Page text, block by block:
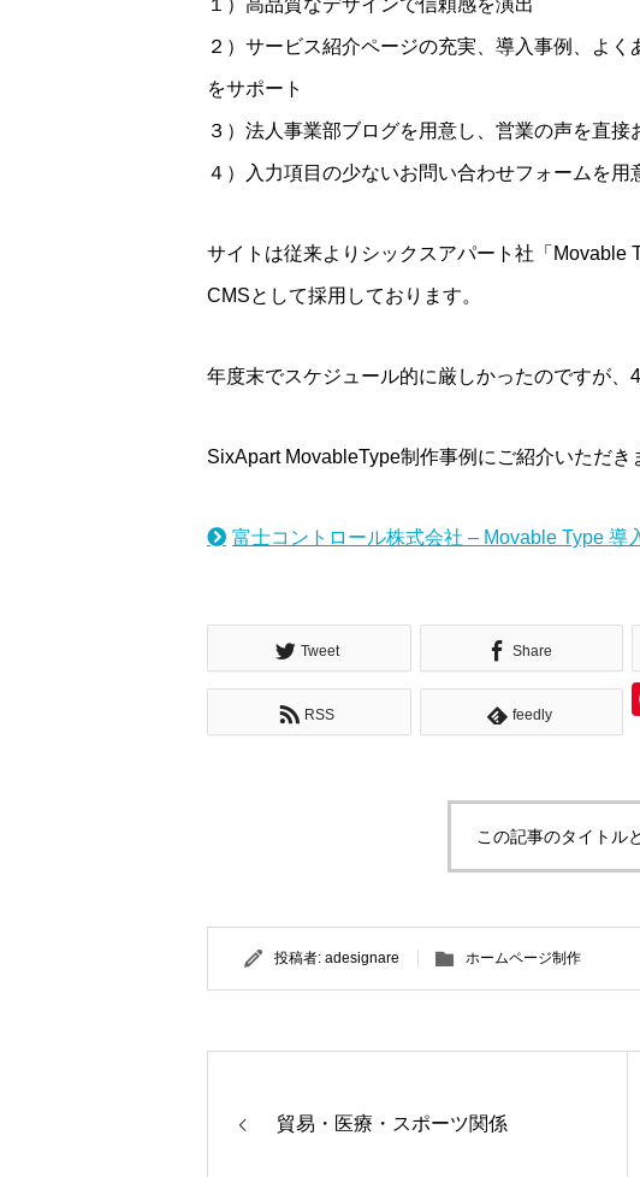
１）高品質なデザインで信頼感を演出
２）サービス紹介ページの充実、導入事例、よ
をサポート
３）法人事業部ブログを用意し、営業の声を直接
４）入力項目の少ないお問い合わせフォームを用
サイトは従来よりシックスアパート社「Movable
CMSとして採用しております。
年度末でスケジュール的に厳しかったのですが、
SixApart MovableType制作事例にご紹介いただき
富士コントロール株式会社 – Movable Type 導
Tweet Share
RSS feedly
この記事のタイトル
投稿者: adesignare ホームページ制作
貿易・医療・スポーツ関係